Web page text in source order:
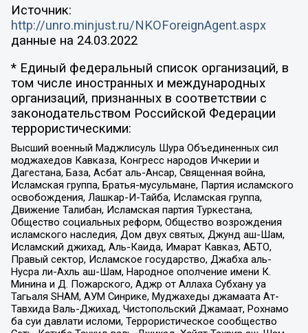
Источник:
http://unro.minjust.ru/NKOForeignAgent.aspx
данные на 24.03.2022
* Единый федеральный список организаций, в
том числе иностранных и международных
организаций, признанных в соответствии с
законодательством Российской Федерации
террористическими:
Высший военный Маджлисуль Шура Объединенных сил
моджахедов Кавказа, Конгресс народов Ичкерии и
Дагестана, База, Асбат аль-Ансар, Священная война,
Исламская группа, Братья-мусульмане, Партия исламского
освобождения, Лашкар-И-Тайба, Исламская группа,
Движение Талибан, Исламская партия Туркестана,
Общество социальных реформ, Общество возрождения
исламского наследия, Дом двух святых, Джунд аш-Шам,
Исламский джихад, Аль-Каида, Имарат Кавказ, АБТО,
Правый сектор, Исламское государство, Джабха аль-
Нусра ли-Ахль аш-Шам, Народное ополчение имени К.
Минина и Д. Пожарского, Аджр от Аллаха Субхану уа
Тагьаля SHAM, АУМ Синрике, Муджахеды джамаата Ат-
Тавхида Валь-Джихад, Чистопольский Джамаат, Рохнамо
ба суи давлати исломи, Террористическое сообщество